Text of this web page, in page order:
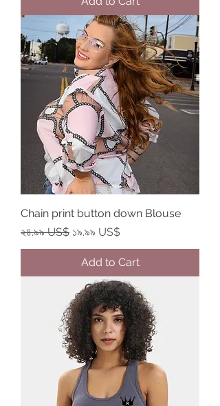
Chain print button down Blouse
Regular Price
২৪.৯৯ US$ Sale Price
১৯.৯৯ US$
Add to Cart